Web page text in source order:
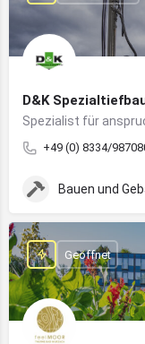
D&K
+49 (0) 8334/
Bauen und
Geöffnet